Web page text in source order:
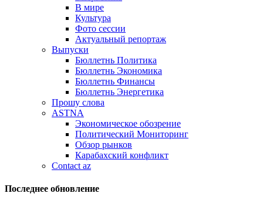
В мире
Культура
Фото сессии
Актуальный репортаж
Выпуски
Бюллетнь Политика
Бюллетнь Экономика
Бюллетнь Финансы
Бюллетнь Энергетика
Прошу слова
ASTNA
Экономическое обозрение
Политический Мониторинг
Обзор рынков
Карабахский конфликт
Contact az
Последнее обновление